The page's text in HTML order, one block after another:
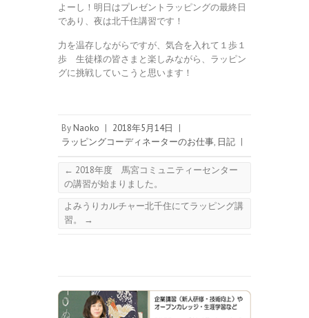
よーし！明日はプレゼントラッピングの最終日
であり、夜は北千住講習です！
力を温存しながらですが、気合を入れて１歩１
歩 生徒様の皆さまと楽しみながら、ラッピン
グに挑戦していこうと思います！
By Naoko | 2018年5月14日
|
ラッピングコーディネーターのお仕事, 日記 |
← 2018年度 馬宮コミュニティーセンター
の講習が始まりました。
よみうりカルチャー北千住にてラッピング講
習。
→